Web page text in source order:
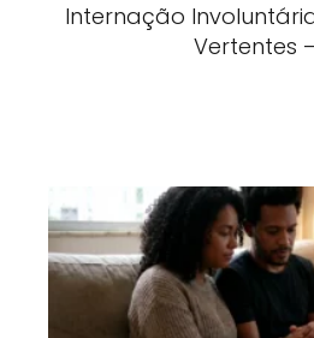
Internação
Vertentes